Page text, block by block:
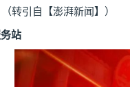
转引自【澎湃新闻】）
站